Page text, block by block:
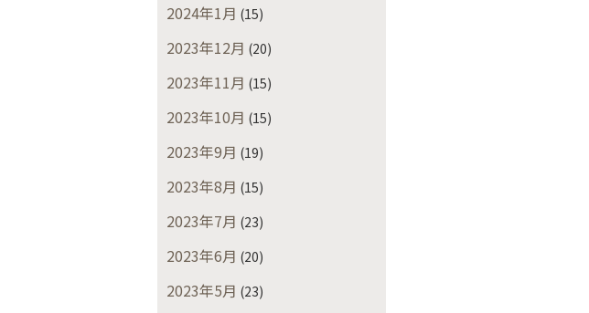
2024年1月 (15)
2023年12月 (20)
2023年11月 (15)
2023年10月 (15)
2023年9月 (19)
2023年8月 (15)
2023年7月 (23)
2023年6月 (20)
2023年5月 (23)